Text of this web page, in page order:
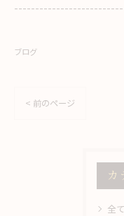
ブログ
< 前のページ
カ
全